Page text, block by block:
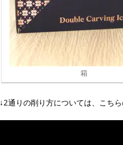
箱
↓2通りの削り方については、こちら